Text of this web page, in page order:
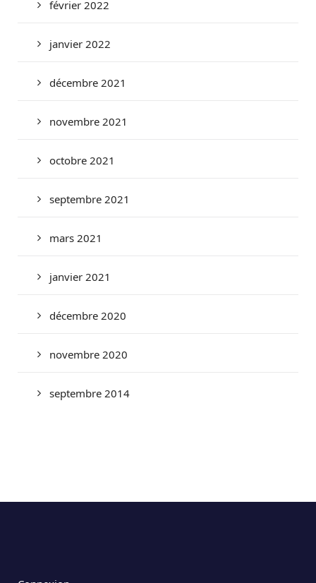
février 2022
janvier 2022
décembre 2021
novembre 2021
octobre 2021
septembre 2021
mars 2021
janvier 2021
décembre 2020
novembre 2020
septembre 2014